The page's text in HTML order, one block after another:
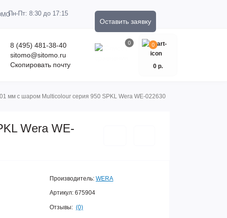
Пн-Пт: 8:30 до 17:15
Оставить заявку
8 (495) 481-38-40
sitomo@sitomo.ru
Скопировать почту
0 0
0 р.
мм с шаром Multicolour серия 950 SPKL Wera WE-022630
Wera WE-
Производитель: WERA
Артикул: 675904
Отзывы: (0)